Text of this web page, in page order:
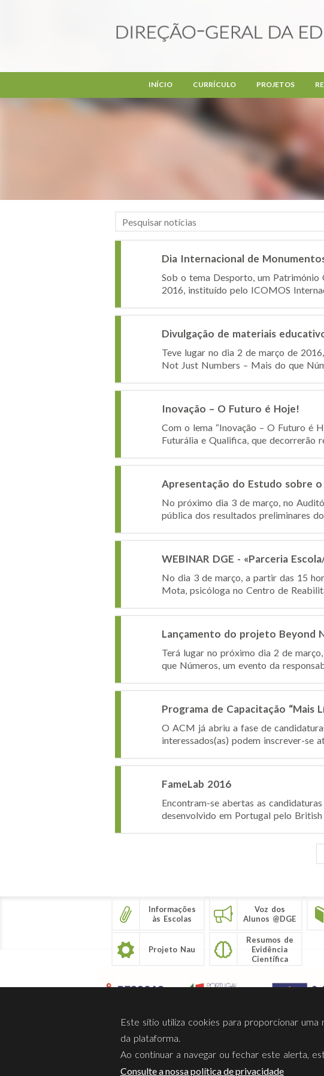
INÍCIO CURRÍCULO PROJETOS
Dia Internacional de
Sob o tema Desporto, um
2016, instituído pelo ICOMOS
Divulgação de materiais
Teve lugar no dia 2 de março de
Not Just Numbers – Mais do que
Inovação – O Futuro é Hoje!
Com o lema “Inovação – O Futuro é
Futurália e Qualifica, que decorrerão
Apresentação do Estudo sobre
No próximo dia 3 de março, no
pública dos resultados preliminares
WEBINAR DGE - «Parceria
No dia 3 de março, a partir das 15
Mota, psicóloga no Centro de
Lançamento do projeto Beyond
Terá lugar no próximo dia 2 de
que Números, um evento da
Programa de Capacitação “Mais
O ACM já abriu a fase de
interessados(as) podem inscrever-se
FameLab 2016
Encontram-se abertas as
desenvolvido em Portugal pelo
Informações
às Escolas
Voz dos
Alunos @DGE
Projeto Nau
Resumos de
Evidência
Científica
Sobre Nós Privacidade Termos
Este sítio utiliza cookies para proporcionar uma
da plataforma.
Ao continuar a navegar ou fechar este alerta,
Consulte a nossa política de privacidade